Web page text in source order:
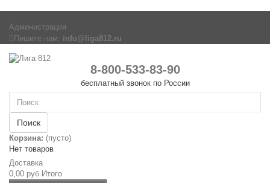
Администрация
Пишите нам: info@liga812.ru
8-800-533-83-90
бесплатный звонок по России
Поиск
Корзина: (пусто)
Нет товаров
Доставка
0,00 руб Итого